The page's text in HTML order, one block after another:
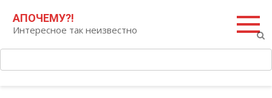
контенту
АПОЧЕМУ?!
Интересное так неизвестно